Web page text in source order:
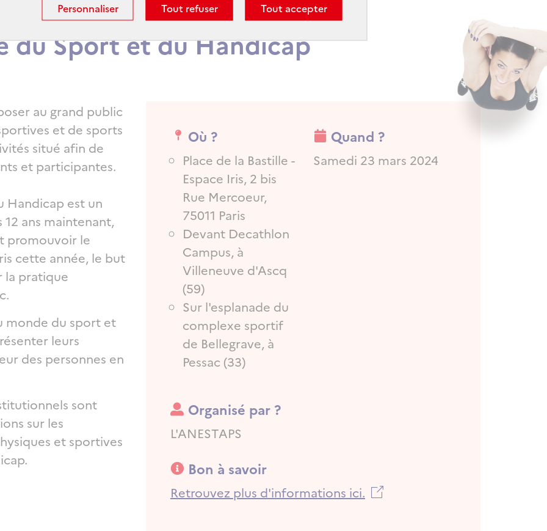
Tout accepter
Tout refuser
Personnaliser
du Sport et du Handicap
au grand public
et de sports
situé afin de
et participantes.
Handicap est un
ans maintenant,
promouvoir le
cette année, le but
la pratique
monde du sport et
leurs
des personnes en
sont
sur les
et sportives
Où ?
Place de la Bastille -
Espace Iris, 2 bis
Rue Mercoeur,
75011 Paris
Devant Decathlon
Campus, à
Villeneuve d'Ascq
(59)
Sur l'esplanade du
complexe sportif
de Bellegrave, à
Pessac (33)
Quand ?
Samedi 23 mars 2024
Organisé par ?
Organisé par ?
L'ANESTAPS
Bon à savoir
Bon à savoir
Retrouvez plus d'informations ici.